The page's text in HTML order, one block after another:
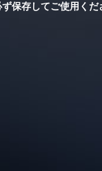
保存してご使用くだ